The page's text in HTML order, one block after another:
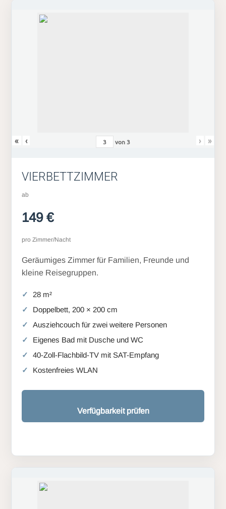
« ‹ von3 › »
VIERBETTZIMMER
ab
149 €
pro Zimmer/Nacht
Geräumiges Zimmer für Familien, Freunde und
kleine Reisegruppen.
28 m²
Doppelbett, 200 × 200 cm
Ausziehcouch für zwei weitere Personen
Eigenes Bad mit Dusche und WC
40-Zoll-Flachbild-TV mit SAT-Empfang
Kostenfreies WLAN
Verfügbarkeit prüfen